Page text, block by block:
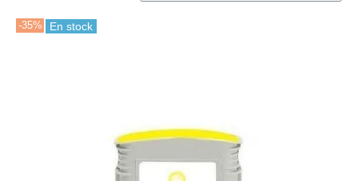
-35% En stock